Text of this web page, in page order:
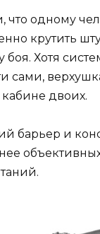
что одному
крутить
боя. Хотя
сами,
кабине двоих.
барьер и